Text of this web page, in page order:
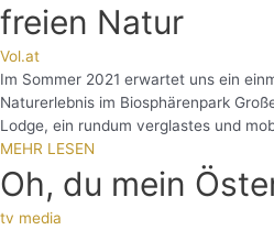
freien Natur
Vol.at
Im Sommer 2021 erwartet uns ein
Naturerlebnis im Biosphärenpark
Lodge, ein rundum verglastes und
MEHR LESEN
Oh, du mein
tv media